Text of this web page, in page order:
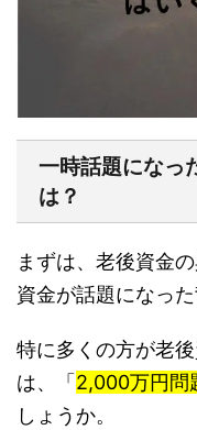
一時話題になっ
は？
まずは、老後資金
資金が話題になっ
特に多くの方が老
は、「 2,000万円問
しょうか。